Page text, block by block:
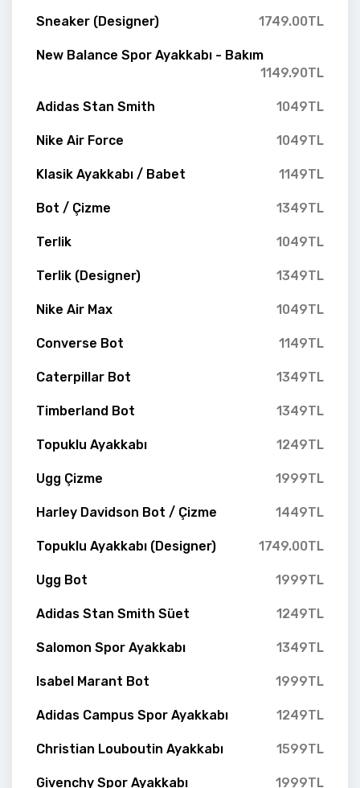
Sneaker (Designer) 1749.00TL
New Balance Spor Ayakkabı - Bakım
1149.90TL
Adidas Stan Smith 1049TL
Nike Air Force 1049TL
Klasik Ayakkabı / Babet 1149TL
Bot / Çizme 1349TL
Terlik 1049TL
Terlik (Designer) 1349TL
Nike Air Max 1049TL
Converse Bot 1149TL
Caterpillar Bot 1349TL
Timberland Bot 1349TL
Topuklu Ayakkabı 1249TL
Ugg Çizme 1999TL
Harley Davidson Bot / Çizme 1449TL
Topuklu Ayakkabı (Designer) 1749.00TL
Ugg Bot 1999TL
Adidas Stan Smith Süet 1249TL
Salomon Spor Ayakkabı 1349TL
Isabel Marant Bot 1999TL
Adidas Campus Spor Ayakkabı 1249TL
Christian Louboutin Ayakkabı 1599TL
Givenchy Spor Ayakkabı 1999TL